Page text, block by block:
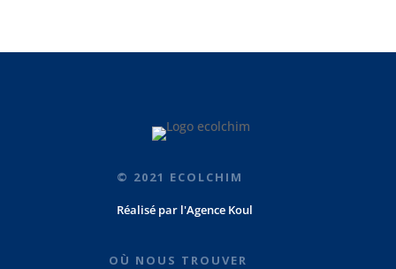
© 2021 ECOLCHIM
Réalisé par l'Agence Koul
OÙ NOUS TROUVER